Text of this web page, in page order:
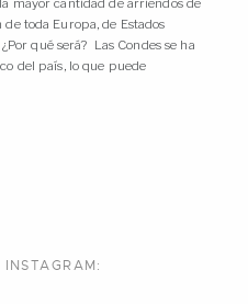
mayor cantidad de arriendos de
toda Europa, de Estados
qué será? Las Condes se ha
del país, lo que puede
INSTAGRAM: